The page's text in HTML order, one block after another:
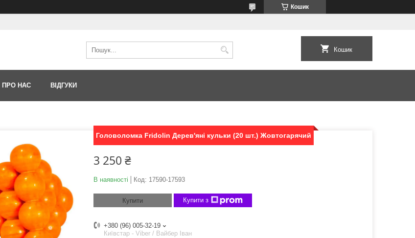
Кошик
Кошик
ПРО НАС ВІДГУКИ
Головоломка Fridolin Дерев'яні кульки (20 шт.) Жовтогарячий
3 250 ₴
В наявності Код: 17590-17593
Купити Купити з
+380 (96) 005-32-19
Київстар - Viber / Вайбер Іван